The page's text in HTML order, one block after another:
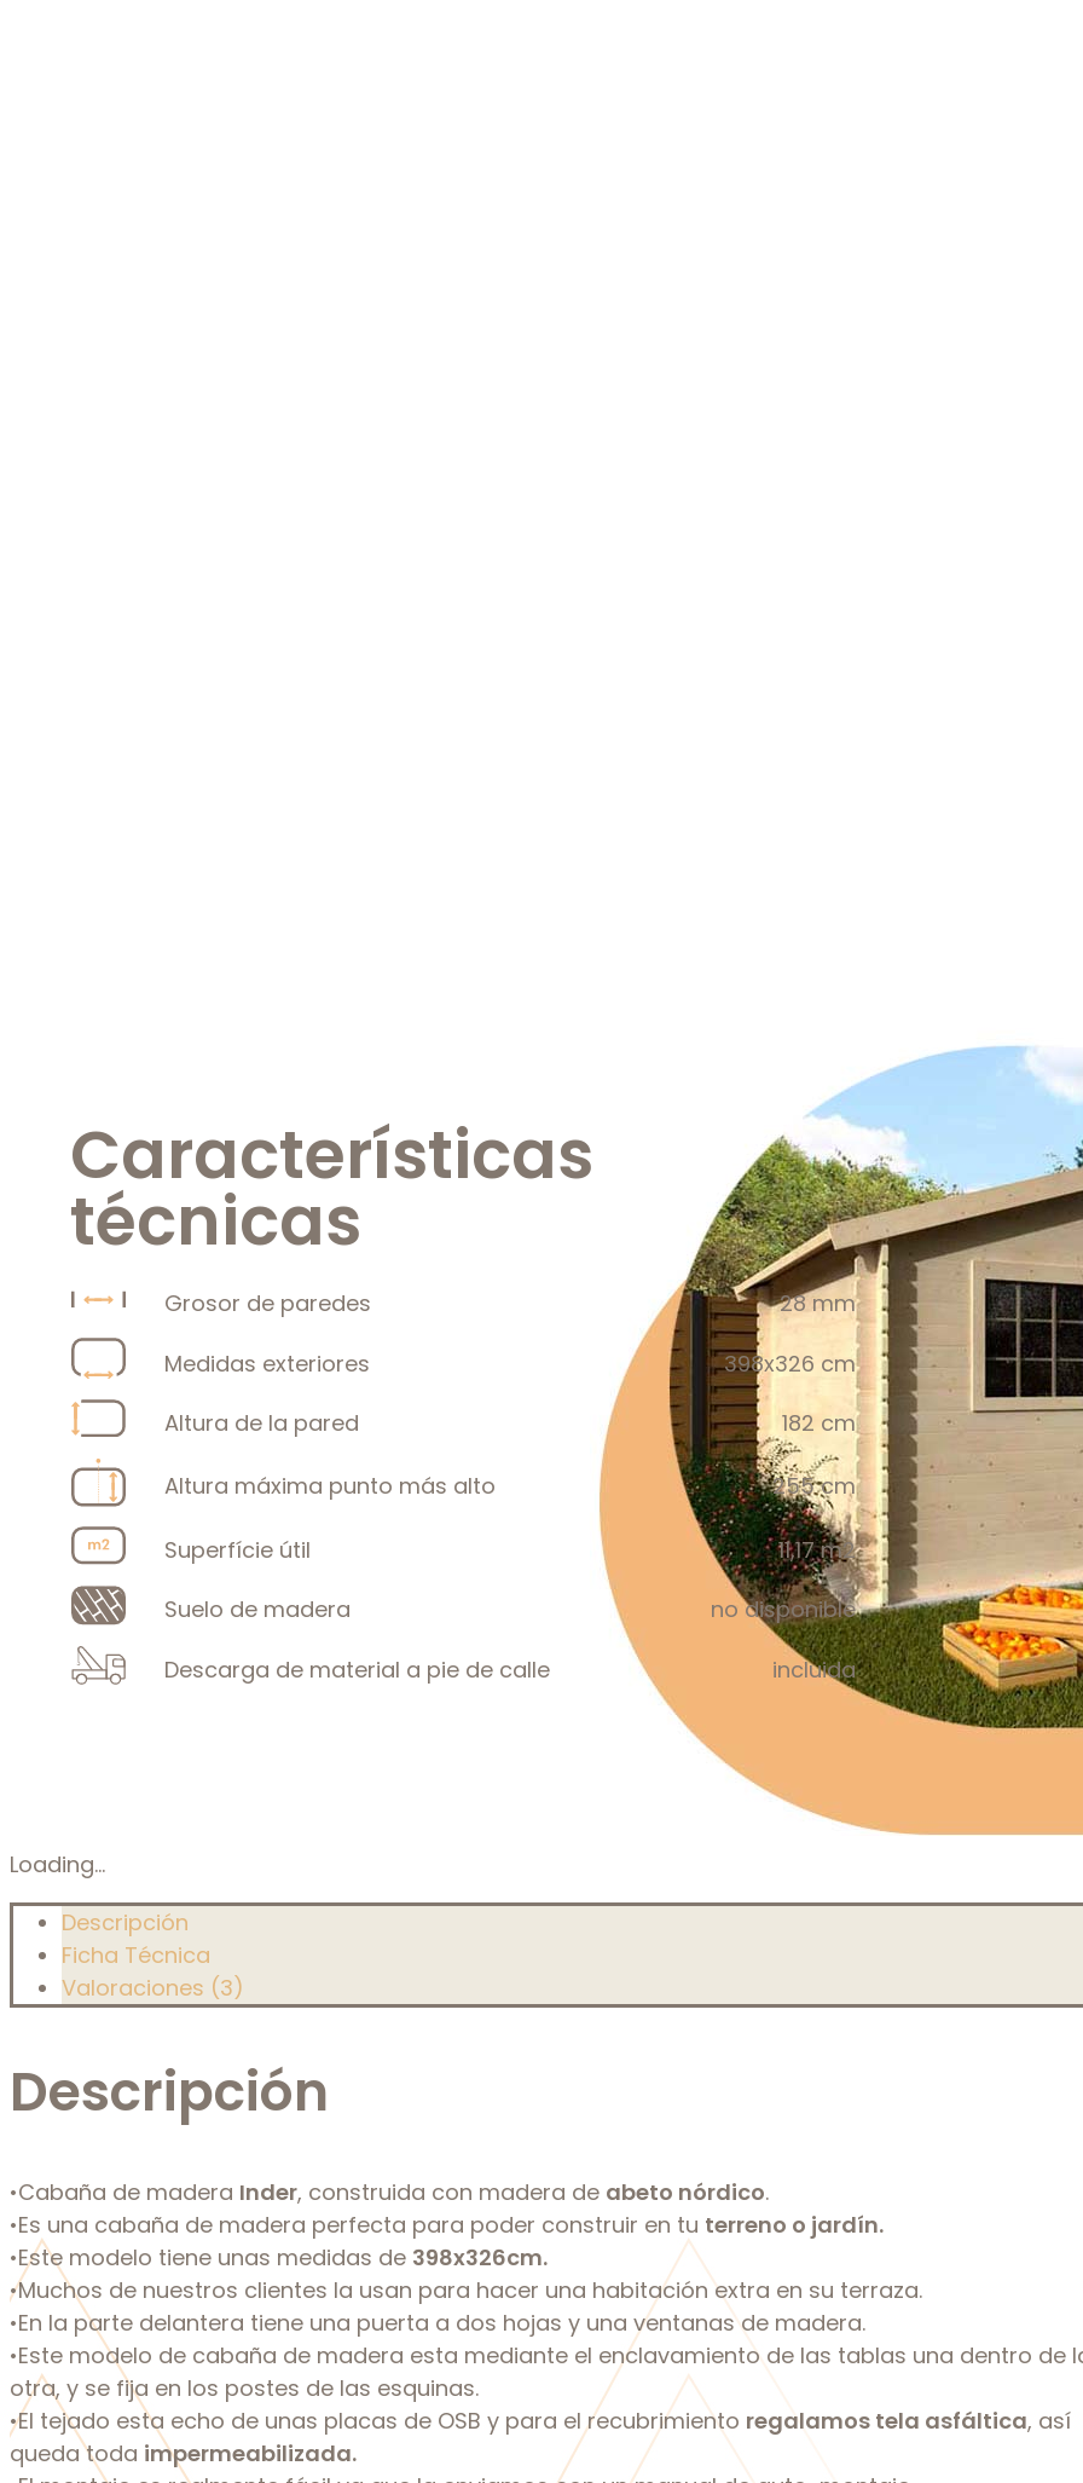
Características
técnicas
Grosor de paredes
28 mm
Medidas exteriores
398x326 cm
Altura de la pared
182 cm
Altura máxima punto más alto 255 cm
Superfície útil
11,17 m2
Suelo de madera
no disponible
Descarga de material a pie de calle
incluida
Loading...
Descripción
Ficha Técnica
Valoraciones (3)
Descripción
•Cabaña de madera Inder, construida con madera de abeto nórdico.
•Es una cabaña de madera perfecta para poder construir en tu terreno o jardín.
•Este modelo tiene unas medidas de 398x326cm.
•Muchos de nuestros clientes la usan para hacer una habitación extra en su terraza.
•En la parte delantera tiene una puerta a dos hojas y una ventanas de madera.
•Este modelo de cabaña de madera esta mediante el enclavamiento de las tablas una dentro de
otra, y se fija en los postes de las esquinas.
•El tejado esta echo de unas placas de OSB y para el recubrimiento regalamos tela asfáltica, así
queda toda impermeabilizada.